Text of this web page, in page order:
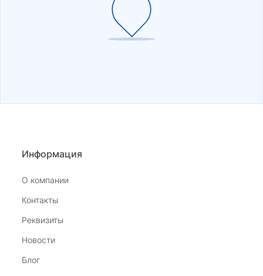
Информация
О компании
Контакты
Реквизиты
Новости
Блог